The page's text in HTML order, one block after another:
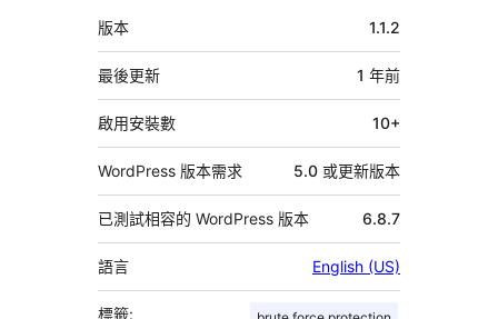
中
繼
資
料
版本 1.1.2
最後更新 1 年前
啟用安裝數 10+
WordPress 版本需求 5.0 或更新版本
已測試相容的 WordPress 版本 6.8.7
語言 English (US)
標籤: